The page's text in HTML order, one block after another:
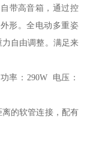
带高音箱，通过控
形。全电动多重姿
自由调整。满足来
率：290W 电压：
的软管连接，配有